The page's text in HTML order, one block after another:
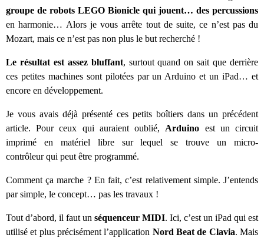
groupe de robots LEGO Bionicle qui jouent… des percussions
en harmonie… Alors je vous arrête tout de suite, ce n’est pas du
Mozart, mais ce n’est pas non plus le but recherché !
Le résultat est assez bluffant, surtout quand on sait que derrière
ces petites machines sont pilotées par un Arduino et un iPad… et
encore en développement.
Je vous avais déjà présenté ces petits boîtiers dans un précédent
article. Pour ceux qui auraient oublié, Arduino est un circuit
imprimé en matériel libre sur lequel se trouve un micro-
contrôleur qui peut être programmé.
Comment ça marche ? En fait, c’est relativement simple. J’entends
par simple, le concept… pas les travaux !
Tout d’abord, il faut un séquenceur MIDI. Ici, c’est un iPad qui est
utilisé et plus précisément l’application Nord Beat de Clavia. Mais